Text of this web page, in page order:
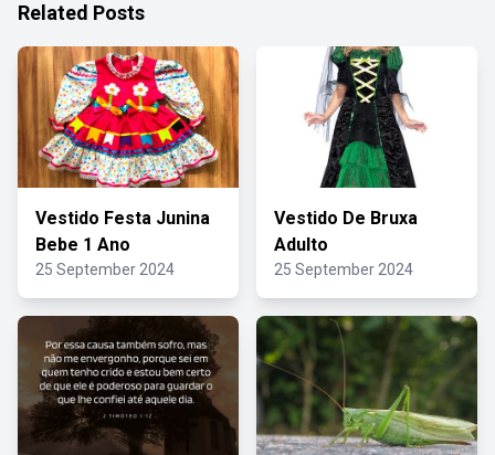
Related Posts
Vestido Festa Junina
Bebe 1 Ano
25 September 2024
Vestido De Bruxa
Adulto
25 September 2024